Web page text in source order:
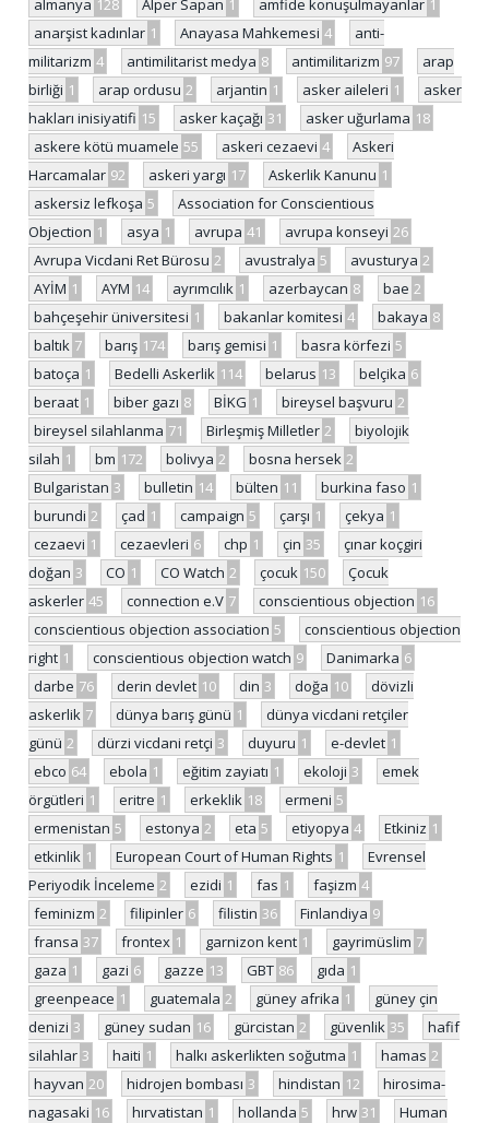
almanya 128 Alper Sapan 1 amfide konuşulmayanlar 1
anarşist kadınlar 1 Anayasa Mahkemesi 4
anti-
militarizm 4 antimilitarist medya 8 antimilitarizm 97
arap
birliği 1 arap ordusu 2 arjantin 1 asker aileleri 1
asker
hakları inisiyatifi 15 asker kaçağı 31 asker uğurlama 18
askere kötü muamele 55 askeri cezaevi 4
Askeri
Harcamalar 92 askeri yargı 17 Askerlik Kanunu 1
askersiz lefkoşa 5
Association for Conscientious
Objection 1 asya 1 avrupa 41 avrupa konseyi 26
Avrupa Vicdani Ret Bürosu 2 avustralya 5 avusturya 2
AYİM 1 AYM 14 ayrımcılık 1 azerbaycan 8 bae 2
bahçeşehir üniversitesi 1 bakanlar komitesi 4 bakaya 8
baltık 7 barış 174 barış gemisi 1 basra körfezi 5
batoça 1 Bedelli Askerlik 114 belarus 13 belçika 6
beraat 1 biber gazı 8 BİKG 1 bireysel başvuru 2
bireysel silahlanma 71 Birleşmiş Milletler 2
biyolojik
silah 1 bm 172 bolivya 2 bosna hersek 2
Bulgaristan 3 bulletin 14 bülten 11 burkina faso 1
burundi 2 çad 1 campaign 5 çarşı 1 çekya 1
cezaevi 1 cezaevleri 6 chp 1 çin 35
çınar koçgiri
doğan 3 CO 1 CO Watch 2 çocuk 150
Çocuk
askerler 45 connection e.V 7 conscientious objection 16
conscientious objection association 5
conscientious objection
right 1 conscientious objection watch 9 Danimarka 6
darbe 76 derin devlet 10 din 3 doğa 10
dövizli
askerlik 7 dünya barış günü 1
dünya vicdani retçiler
günü 2 dürzi vicdani retçi 3 duyuru 1 e-devlet 1
ebco 64 ebola 1 eğitim zayiatı 1 ekoloji 3
emek
örgütleri 1 eritre 1 erkeklik 18 ermeni 5
ermenistan 5 estonya 2 eta 5 etiyopya 4 Etkiniz 1
etkinlik 1 European Court of Human Rights 1
Evrensel
Periyodik İnceleme 2 ezidi 1 fas 1 faşizm 4
feminizm 2 filipinler 6 filistin 36 Finlandiya 9
fransa 37 frontex 1 garnizon kent 1 gayrimüslim 7
gaza 1 gazi 6 gazze 13 GBT 86 gıda 1
greenpeace 1 guatemala 2 güney afrika 1
güney çin
denizi 3 güney sudan 16 gürcistan 2 güvenlik 35
hafif
silahlar 3 haiti 1 halkı askerlikten soğutma 1 hamas 2
hayvan 20 hidrojen bombası 3 hindistan 12
hirosima-
nagasaki 16 hırvatistan 1 hollanda 5 hrw 31
Human